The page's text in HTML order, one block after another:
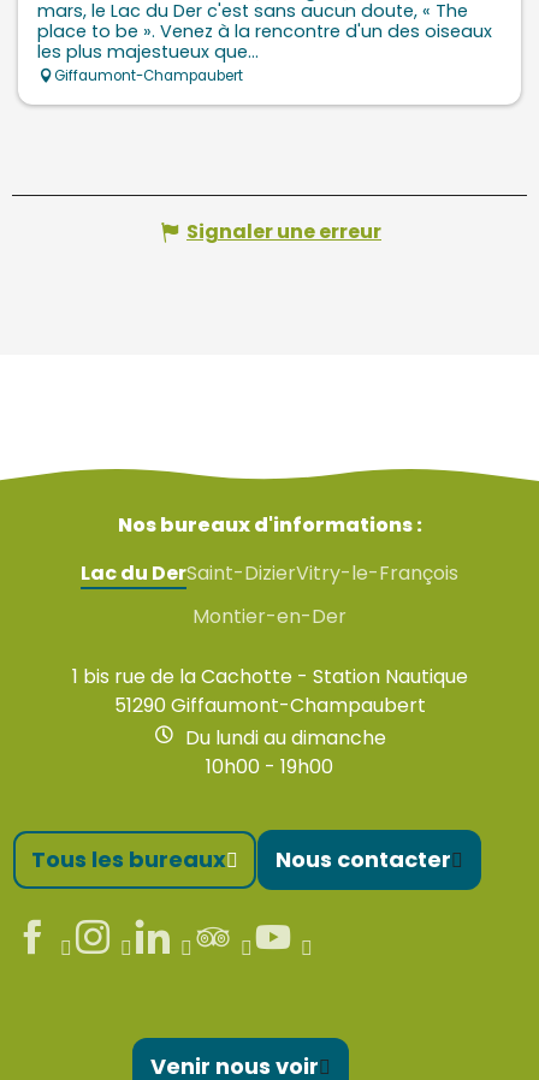
mars, le Lac du Der c'est sans aucun doute, « The
place to be ». Venez à la rencontre d'un des oiseaux
les plus majestueux que...
Giffaumont-Champaubert
Signaler une erreur
Nos bureaux d'informations :
Lac du DerSaint-DizierVitry-le-François
Montier-en-Der
1 bis rue de la Cachotte - Station Nautique
51290 Giffaumont-Champaubert
Du lundi au dimanche
10h00 - 19h00
Tous les bureaux Nous contacter
Venir nous voir